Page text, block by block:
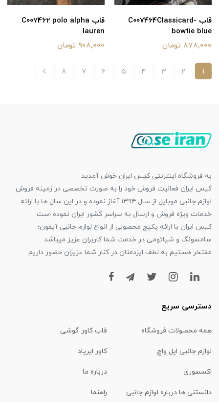
قاب C007464Classicard-
bowtie blue
878,000 تومان
قاب C007462 polo alpha
lauren
908,000 تومان
1
2
3
4
5
6
7
8
به فروشگاه اینترنتی کیس ایران خوش آمدید
کیس ایران فعالیت فروش خود را به صورت تخصصی در زمینه فروش
لوازم جانبی موبایل از سال ۱۳۹۴ آغاز نموده و در این سال ها با ارائه
خدمات ویژه فروش و ارسال به سراسر کشور ایران نموده است
کیس ایران با ارائه پکیج محصولی از انواع لوازم جانبی آیفون؛
سامسونگ و شیائومی در خدمت شما کاربران عزیز میباشد
مفتخر هستیم به لطف ایزدمنان در کنار شما عزیزان حضور داریم
دسترسی سریع
همه محصولات فروشگاه قاب کاور گوشی
لوازم جانبی اپل واچ کاور ایرپاد
اکسسوری درباره ما
دانستنی ها درباره لوازم جانبی راهنما